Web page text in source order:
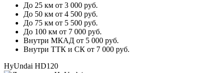
До 25 км от 3 000 руб.
До 50 км от 4 500 руб.
До 75 км от 5 500 руб.
До 100 км от 7 000 руб.
Внутри МКАД от 5 000 руб.
Внутри ТТК и СК от 7 000 руб.
HyUndai HD120